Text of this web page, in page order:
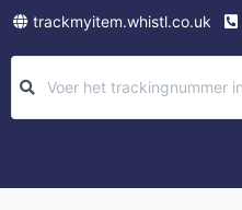
trackmyitem.whistl.co.uk